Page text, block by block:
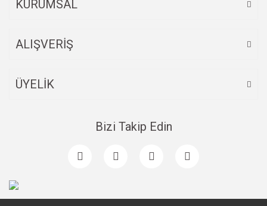
KURUMSAL
ALIŞVERİŞ
ÜYELİK
Bizi Takip Edin